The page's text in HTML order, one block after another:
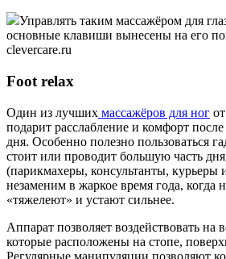
Управлять таким массажёром для
основные клавиши вынесены на его
clevercare.ru
Foot relax
Один из лучших массажёров для ног
подарит расслабление и комфорт
дня. Особенно полезно пользоваться
стоит или проводит большую часть
(парикмахеры, консультанты, курьеры
незаменим в жаркое время года, когда
«тяжелеют» и устают сильнее.
Аппарат позволяет воздействовать на
которые расположены на стопе,
Регулярные манипуляции позволяют